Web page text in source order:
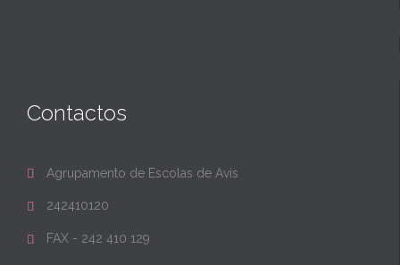
Contactos
 Agrupamento de Escolas de Avis
 242410120
 FAX - 242 410 129